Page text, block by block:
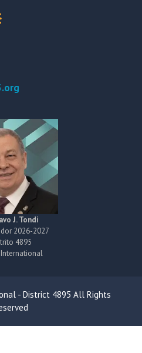
J. Tondi
2026-2027
4895
International
- District 4895 All Rights